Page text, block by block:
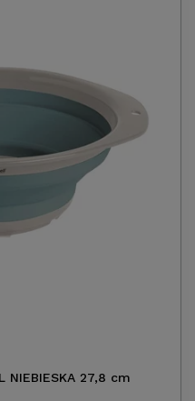
NIEBIESKA 27,8 cm